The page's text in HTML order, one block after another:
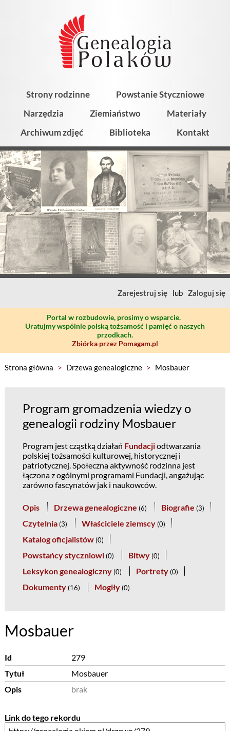
Strony rodzinne
Powstanie Styczniowe
Narzędzia
Ziemiaństwo
Materiały
Archiwum zdjęć
Biblioteka Kontakt
Zarejestruj się lub Zaloguj się
Portal w rozbudowie, prosimy o wsparcie.
Uratujmy wspólnie polską tożsamość i pamięć o naszych
przodkach.
Zbiórka przez Pomagam.pl
Strona główna > Drzewa genealogiczne > Mosbauer
Program gromadzenia wiedzy o
genealogii rodziny Mosbauer
Program jest cząstką działań Fundacjiodtwarzania
polskiej tożsamości kulturowej, historycznej i
patriotycznej. Społeczna aktywność rodzinna jest
łączona z ogólnymi programami Fundacji, angażując
zarówno fascynatów jak i naukowców.
Opis Drzewa genealogiczne (6) Biografie (3)
Czytelnia (3) Właściciele ziemscy (0)
Katalog oficjalistów (0)
Powstańcy styczniowi (0) Bitwy (0)
Leksykon genealogiczny (0) Portrety (0)
Dokumenty (16) Mogiły (0)
Mosbauer
Id
279
Tytuł
Mosbauer
Opis
brak
Link do tego rekordu